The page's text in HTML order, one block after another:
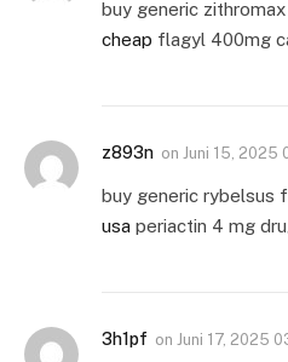
buy generic
cheap flagyl 400mg
z893n on Juni 15, 2025
buy generic rybelsus
usa periactin 4 mg
3h1pf on Juni 17, 2025